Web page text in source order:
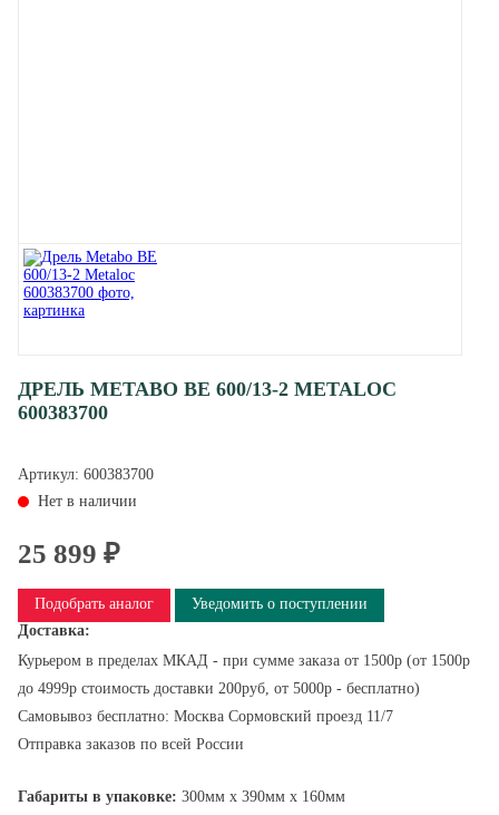
ДРЕЛЬ METABO BE 600/13-2 METALOC
600383700
Артикул: 600383700
Нет в наличии
25 899 ₽
Подобрать аналог
Уведомить о поступлении
Доставка:
Курьером в пределах МКАД - при сумме заказа от 1500р (от 1500р
до 4999р стоимость доставки 200руб, от 5000р - бесплатно)
Самовывоз бесплатно: Москва Сормовский проезд 11/7
Отправка заказов по всей России
Габариты в упаковке: 300мм x 390мм x 160мм